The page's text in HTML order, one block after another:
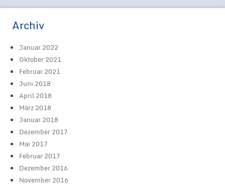
Archiv
Januar 2022
Oktober 2021
Februar 2021
Juni 2018
April 2018
März 2018
Januar 2018
Dezember 2017
Mai 2017
Februar 2017
Dezember 2016
November 2016